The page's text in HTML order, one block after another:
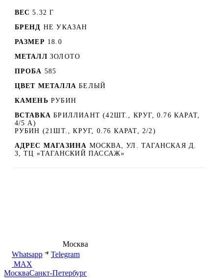
ВЕС 5.32 Г
БРЕНД НЕ УКАЗАН
РАЗМЕР 18.0
МЕТАЛЛ ЗОЛОТО
ПРОБА 585
ЦВЕТ МЕТАЛЛА БЕЛЫЙ
КАМЕНЬ РУБИН
ВСТАВКА БРИЛЛИАНТ (42ШТ., КРУГ, 0.76 КАРАТ,
4/5 А)
РУБИН (21ШТ., КРУГ, 0.76 КАРАТ, 2/2)
АДРЕС МАГАЗИНА МОСКВА, УЛ. ТАГАНСКАЯ Д.
3, ТЦ «ТАГАНСКИЙ ПАССАЖ»
Москва
Whatsapp
Telegram
MAX
МоскваСанкт-Петербург